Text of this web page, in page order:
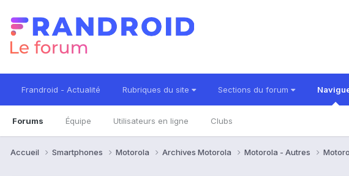
Frandroid - Actualité Rubriques du site Sections du forum
Forums Équipe Utilisateurs en ligne Clubs
Accueil Smartphones Motorola Archives Motorola Motorola - Autres